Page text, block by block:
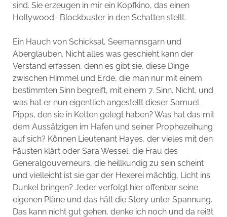
sind. Sie erzeugen in mir ein Kopfkino, das einen
Hollywood- Blockbuster in den Schatten stellt.
Ein Hauch von Schicksal, Seemannsgarn und
Aberglauben. Nicht alles was geschieht kann der
Verstand erfassen, denn es gibt sie, diese Dinge
zwischen Himmel und Erde, die man nur mit einem
bestimmten Sinn begreift, mit einem 7. Sinn. Nicht, und
was hat er nun eigentlich angestellt dieser Samuel
Pipps, den sie in Ketten gelegt haben? Was hat das mit
dem Aussätzigen im Hafen und seiner Prophezeihung
auf sich? Können Lieutenant Hayes, der vieles mit den
Fäusten klärt oder Sara Wessel, die Frau des
Generalgouverneurs, die heillkundig zu sein scheint
und vielleicht ist sie gar der Hexerei mächtig, Licht ins
Dunkel bringen? Jeder verfolgt hier offenbar seine
eigenen Pläne und das hält die Story unter Spannung.
Das kann nicht gut gehen, denke ich noch und da reißt